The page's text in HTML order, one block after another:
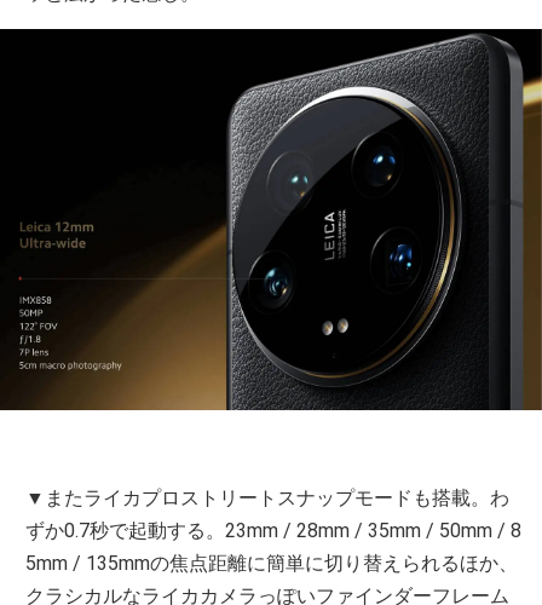
▼またライカプロストリートスナップモードも搭載。わ
ずか0.7秒で起動する。23mm / 28mm / 35mm / 50mm / 8
5mm / 135mmの焦点距離に簡単に切り替えられるほか、
クラシカルなライカカメラっぽいファインダーフレーム